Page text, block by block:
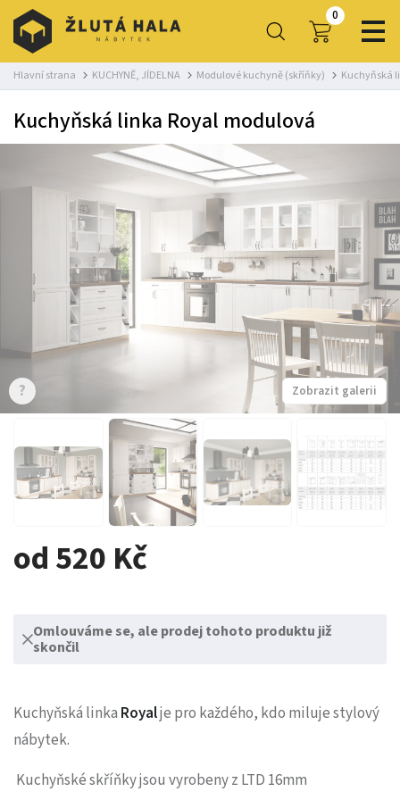
0
Hlavní strana KUCHYNĚ, JÍDELNA Modulové kuchyně (skříňky) Kuchyňská
od 520 Kč
Omlouváme se, ale prodej tohoto produktu již
skončil
Kuchyňská linka Royal modulová
Zobrazit galerii
?
Kuchyňská linka Royalje pro každého, kdo miluje stylový
nábytek.
Kuchyňské skříňky jsou vyrobeny z LTD 16mm